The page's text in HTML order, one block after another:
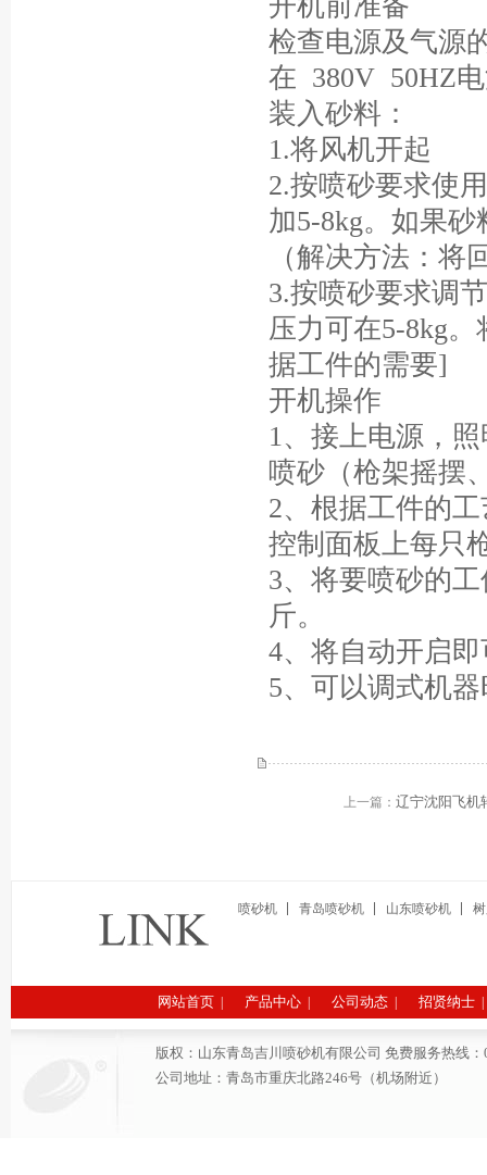
检查电源及气源
在 380V 50HZ
装入砂料：
1.将风机开起
2.按喷砂要求使
加5-8kg。如果
（解决方法：
3.按喷砂要求调
压力可在5-8kg
据工件的需要]
开机操作
1、接上电源，
喷砂（枪架摇摆
2、根据工件的
控制面板上每只
3、将要喷砂的
斤。
4、将自动开启
5、可以调式机
上一篇： 辽宁沈阳飞机
喷砂机 青岛喷砂机 山东喷砂机
网站首页 产品中心 公司动态 招贤纳士
版权：山东青岛吉川喷砂机有限公司 免费服务热线
公司地址：青岛市重庆北路246号（机场附近）